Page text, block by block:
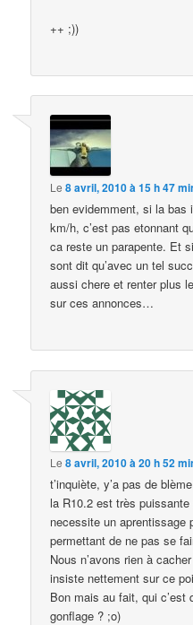
++ ;))
Le8 avril, 2010 à 15 h 47
ben evidemment, si la bas
km/h, c’est pas etonnant
ca reste un parapente. Et
sont dit qu’avec un tel
aussi chere et renter plus
sur ces annonces…
Le8 avril, 2010 à 20 h 52
t’inquiète, y’a pas de
la R10.2 est très
necessite un aprentissage
permettant de ne pas se
Nous n’avons rien à
insiste nettement sur ce
Bon mais au fait, qui
gonflage ? ;o)